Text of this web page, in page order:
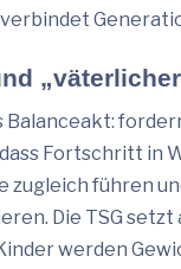
Fortschritt in
zugleich führen
Die TSG
werden